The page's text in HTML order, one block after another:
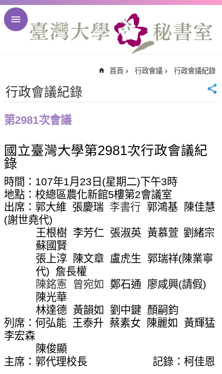
跳到主要內容區塊
首
頁
大
頁
臺
大
校
訊
English
網
關
秘
書
首頁 行政會議 行政會議紀錄
行政會議紀錄
第2981次會議
國立臺灣大學第2981次行政會議紀
錄
時間： 107年1月 23 日 (星期二)下午3時
地點：校總區農化新館5樓第2會議室
出席：郭大維 張慶瑞 李書行 郭鴻基
陳佳慧
(謝世堯代)
王根樹 李芳仁 張淑英 黃慕萱 劉緒宗
蘇國賢
張上淳
陳文章 盧虎生 郭瑞祥(陳業寧
代) 詹長權
陳銘憲
曾宛如 鄭石通 廖咸興(請假)
陳光華
林達德 黃韻如 劉中鍵 顏嗣鈞
列席：何弘能 王泰升 蔡素女 陳麗如
黃輝猛
李宏森
陳俊顯
主席： 郭代理校長
記錄：柯佳恩